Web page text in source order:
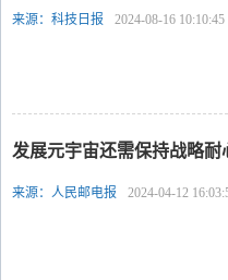
来源：科技日报 2024-08-16 10:10:45
发展元宇宙还需保持战略耐
来源：人民邮电报 2024-04-12